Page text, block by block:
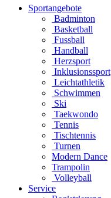
Sportangebote
Badminton
Basketball
Fussball
Handball
Herzsport
Inklusionssport
Leichtathletik
Schwimmen
Ski
Taekwondo
Tennis
Tischtennis
Turnen
Modern Dance
Trampolin
Volleyball
Service